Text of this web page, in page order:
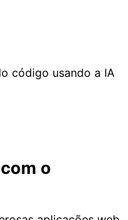
código usando a IA
o